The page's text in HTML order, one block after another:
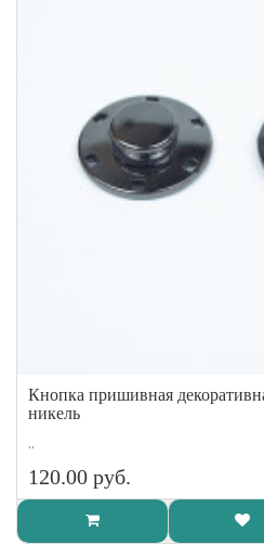
Кнопка пришивная
никель
..
120.00 руб.